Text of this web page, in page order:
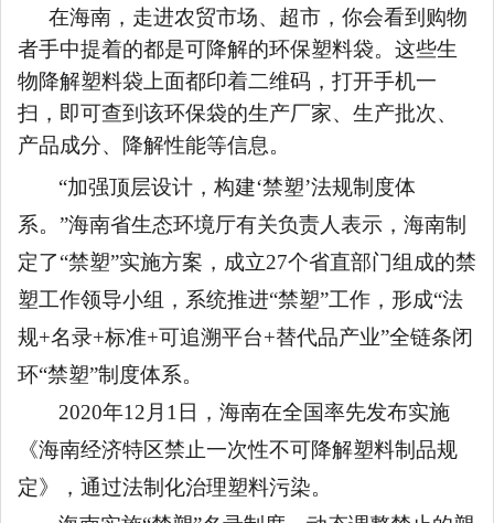
在海南，走进农贸市场、超市，你会看到购物
者手中提着的都是可降解的环保塑料袋。这些生
物降解塑料袋上面都印着二维码，打开手机一
扫，即可查到该环保袋的生产厂家、生产批次、
产品成分、降解性能等信息。
“加强顶层设计，构建‘禁塑’法规制度体
系。”海南省生态环境厅有关负责人表示，海南制
定了“禁塑”实施方案，成立27个省直部门组成的禁
塑工作领导小组，系统推进“禁塑”工作，形成“法
规+名录+标准+可追溯平台+替代品产业”全链条闭
环“禁塑”制度体系。
2020年12月1日，海南在全国率先发布实施
《海南经济特区禁止一次性不可降解塑料制品规
定》，通过法制化治理塑料污染。